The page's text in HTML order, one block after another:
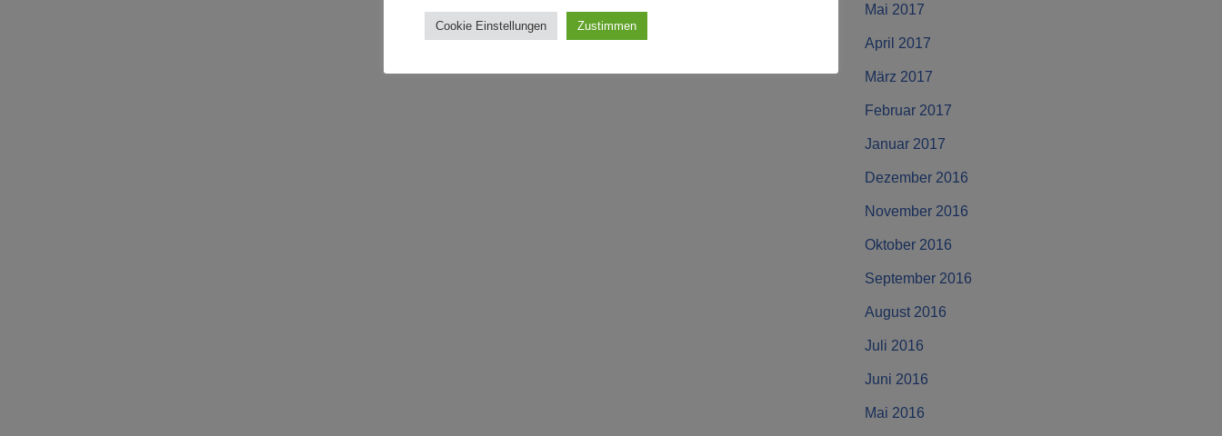
Mai 2017
April 2017
März 2017
Februar 2017
Januar 2017
Dezember 2016
November 2016
Oktober 2016
September 2016
August 2016
Juli 2016
Juni 2016
Mai 2016
Cookie Einstellungen Zustimmen